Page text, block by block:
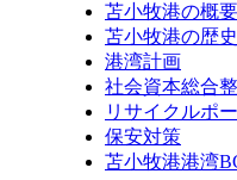
苫小牧港の概要
苫小牧港の歴史
港湾計画
社会資本総合
リサイクルポ
保安対策
苫小牧港港湾